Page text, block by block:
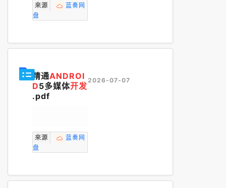
来源
蓝奏网
盘
精通ANDROI
D5多媒体开发
.pdf
来源
蓝奏网
盘
2026-07-07